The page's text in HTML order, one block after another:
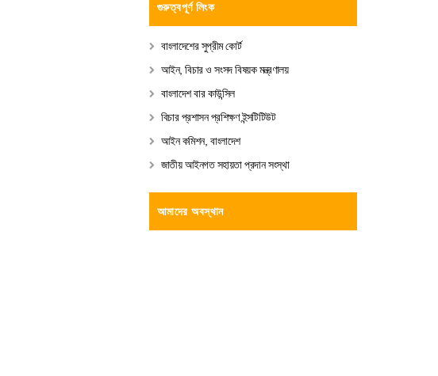
গুরুত্বপূর্ণ লিংক
বাংলাদেশের সুপ্রীম কোর্ট
আইন, বিচার ও সংসদ বিষয়ক মন্ত্রণালয়
বাংলাদেশ বার কাউন্সিল
বিচার প্রশাসন প্রশিক্ষণ ইন্সটিটিউট
আইন কমিশন, বাংলাদেশ
জাতীয় আইনগত সহায়তা প্রদান সংস্থা
আমাদের অবস্থান